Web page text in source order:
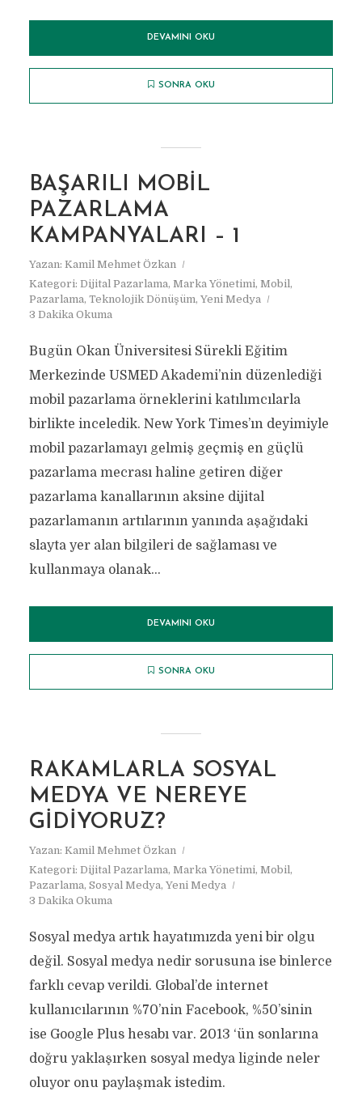
DEVAMINI OKU
SONRA OKU
BAŞARILI MOBIL
PAZARLAMA
KAMPANYALARI – 1
Yazan: Kamil Mehmet Özkan
Kategori: Dijital Pazarlama, Marka Yönetimi, Mobil,
Pazarlama, Teknolojik Dönüşüm, Yeni Medya
3 Dakika Okuma
Bugün Okan Üniversitesi Sürekli Eğitim
Merkezinde USMED Akademi’nin düzenlediği
mobil pazarlama örneklerini katılımcılarla
birlikte inceledik. New York Times’ın deyimiyle
mobil pazarlamayı gelmiş geçmiş en güçlü
pazarlama mecrası haline getiren diğer
pazarlama kanallarının aksine dijital
pazarlamanın artılarının yanında aşağıdaki
slayta yer alan bilgileri de sağlaması ve
kullanmaya olanak...
DEVAMINI OKU
SONRA OKU
RAKAMLARLA SOSYAL
MEDYA VE NEREYE
GIDIYORUZ?
Yazan: Kamil Mehmet Özkan
Kategori: Dijital Pazarlama, Marka Yönetimi, Mobil,
Pazarlama, Sosyal Medya, Yeni Medya
3 Dakika Okuma
Sosyal medya artık hayatımızda yeni bir olgu
değil. Sosyal medya nedir sorusuna ise binlerce
farklı cevap verildi. Global’de internet
kullanıcılarının %70’nin Facebook, %50’sinin
ise Google Plus hesabı var. 2013 ‘ün sonlarına
doğru yaklaşırken sosyal medya liginde neler
oluyor onu paylaşmak istedim.